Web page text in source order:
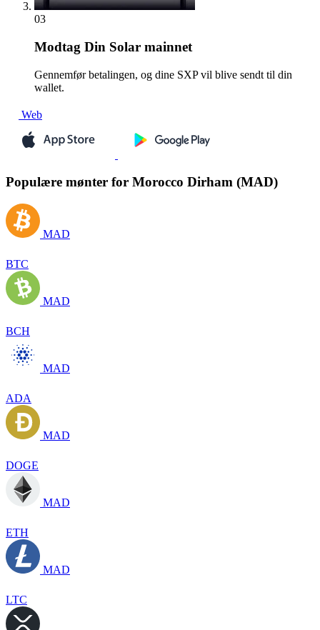
03
Modtag Din Solar mainnet
Gennemfør betalingen, og dine SXP vil blive sendt til din
wallet.
Web
Populære mønter for Morocco Dirham (MAD)
MAD
BTC
MAD
BCH
MAD
ADA
MAD
DOGE
MAD
ETH
MAD
LTC